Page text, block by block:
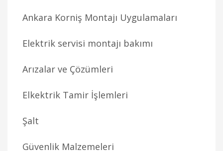
Ankara Korniş Montajı Uygulamaları
Elektrik servisi montajı bakımı
Arızalar ve Çözümleri
Elkektrik Tamir İşlemleri
Şalt
Güvenlik Malzemeleri